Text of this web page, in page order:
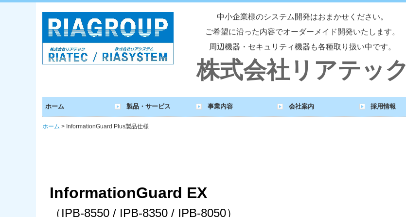
中小企業様のシステム開発はおまかせください。
ご希望に沿った内容でオーダーメイド開発いたします。
周辺機器・セキュリティ機器も各種取り扱い中です。
株式会社リアテック
ホーム 製品・サービス
製品・サービス 一覧
ソフトウェア製品
ハードウェア製品
電子帳簿保存法
タイムスタンプ専用端末
テレワーク特集
事業内容 会社案内 採用情報
ホーム InformationGuard Plus製品仕様
InformationGuard EX
（IPB-8550 / IPB-8350 / IPB-8050）